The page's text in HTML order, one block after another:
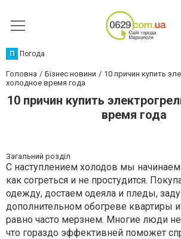
П Погода
Головна Бізнес новини
10 причин купить
холодное время года
10 причин купить
время года
Загальний розділ
С наступлением холодов мы
как согреться и не простудится.
одежду, достаем одеяла и пледы,
дополнительном обогреве квартиры
равно часто мерзнем. Многие люди
что гораздо эффективней поможет